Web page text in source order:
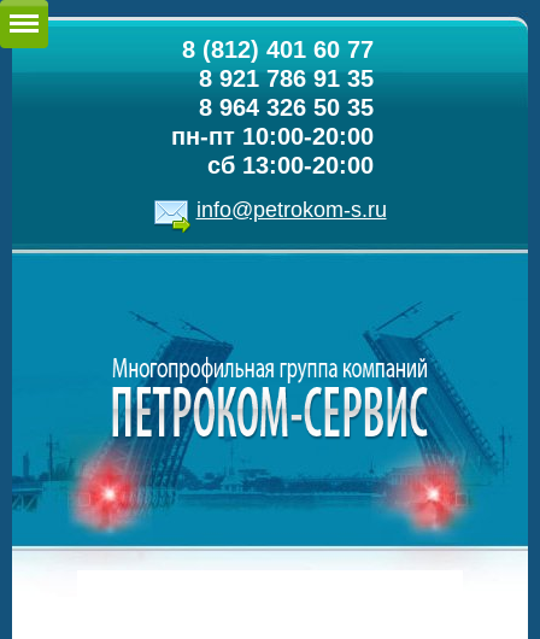
8 (812) 401 60 77
8 921 786 91 35
8 964 326 50 35
пн-пт 10:00-20:00
сб 13:00-20:00
info@petrokom-s.ru